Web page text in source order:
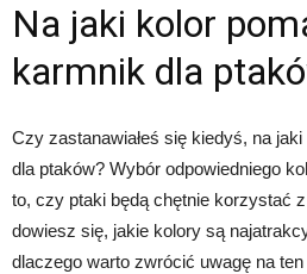
Na jaki kolor
karmnik dla
Czy zastanawiałeś się kiedyś, na
dla ptaków? Wybór odpowiedniego
to, czy ptaki będą chętnie korzystać
dowiesz się, jakie kolory są
dlaczego warto zwrócić uwagę na ten